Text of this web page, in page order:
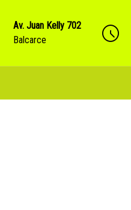
Av. Juan Kelly 702
Balcarce